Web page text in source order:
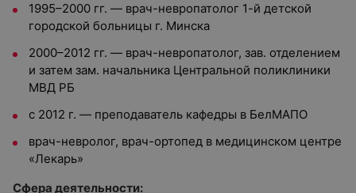
1995–2000 гг. — врач-невропатолог 1-й детской
городской больницы г. Минска
2000–2012 гг. — врач-невропатолог, зав. отделением
и затем зам. начальника Центральной поликлиники
МВД РБ
с 2012 г. — преподаватель кафедры в БелМАПО
врач-невролог, врач-ортопед в медицинском центре
«Лекарь»
Сфера деятельности: